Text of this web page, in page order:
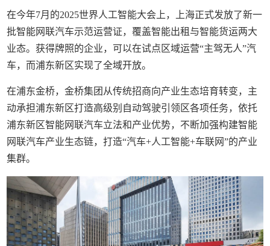
在今年7月的2025世界人工智能大会上，上海正式发放了新一
批智能网联汽车示范运营证，覆盖智能出租与智能货运两大
业态。获得牌照的企业，可以在试点区域运营“主驾无人”汽
车，而浦东新区实现了全域开放。
在浦东金桥，金桥集团从传统招商向产业生态培育转变，主
动承担浦东新区打造高级别自动驾驶引领区各项任务，依托
浦东新区智能网联汽车立法和产业优势，不断加强构建智能
网联汽车产业生态链，打造“汽车+人工智能+车联网”的产业
集群。